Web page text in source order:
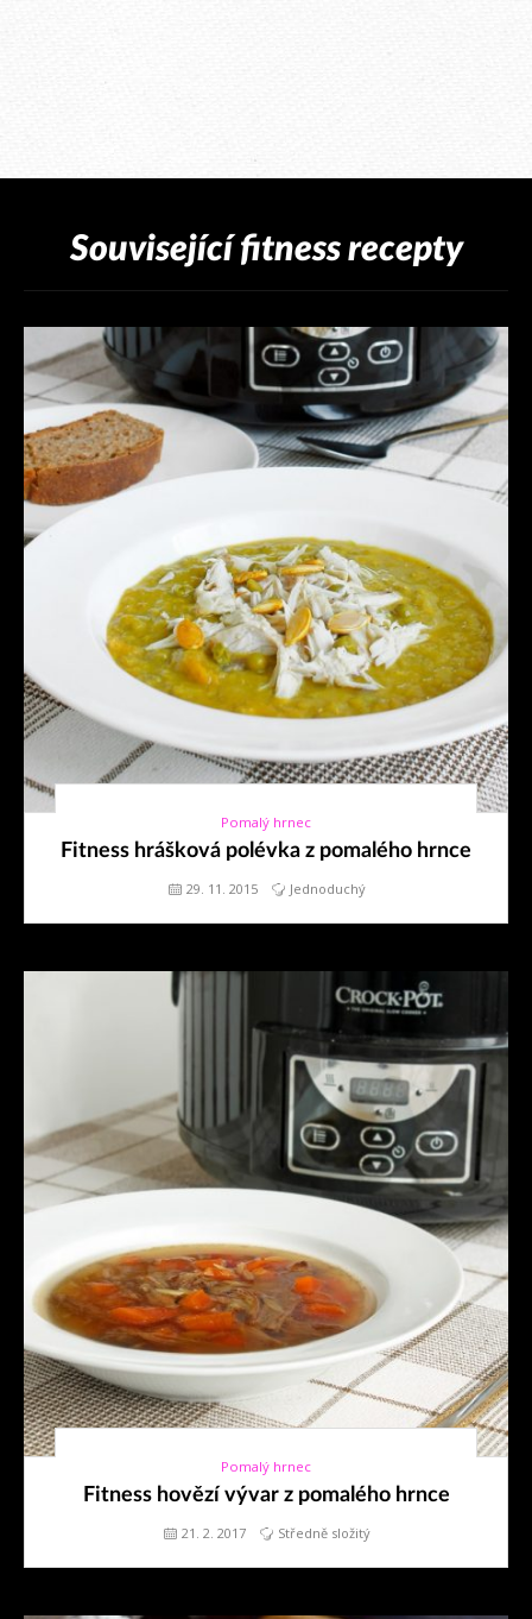
Související fitness recepty
29. 11. 2015
Pomalý hrnec
Fitness hrášková polévka z pomalého hrnce
29. 11. 2015 Jednoduchý
21. 2. 2017
Pomalý hrnec
Fitness hovězí vývar z pomalého hrnce
21. 2. 2017 Středně složitý